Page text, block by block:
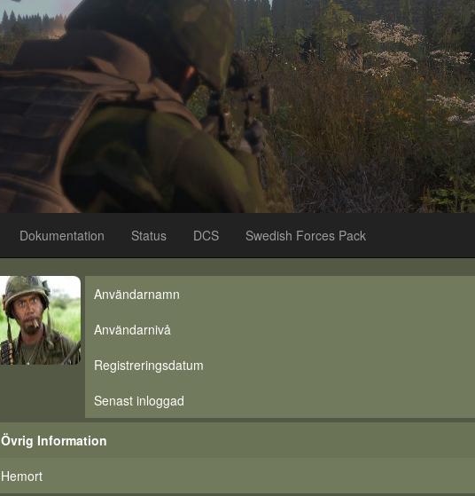
Dokumentation Status DCS Swedish Forces Pack
Användarnamn
Användarnivå
Registreringsdatum
Senast inloggad
Övrig Information
Hemort